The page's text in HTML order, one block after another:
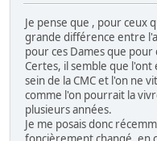
Je pense que , pour ceux
grande différence entre
pour ces Dames que pour
Certes, il semble que
sein de la CMC et l'on ne
comme l'on pourrait la
plusieurs années.
Je me posais donc